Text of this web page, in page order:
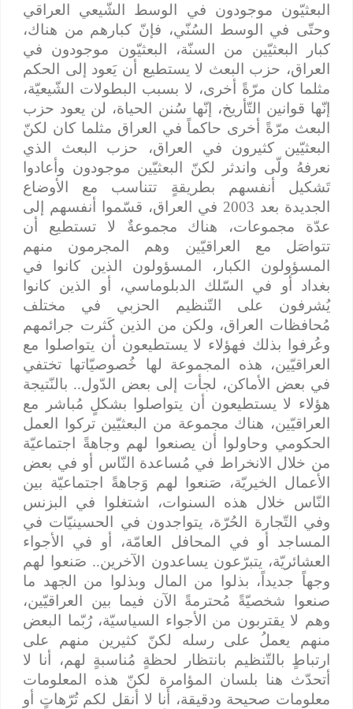
البعثيّون موجودون في الوسط الشّيعي العراقي
وحتّى في الوسط السُنّي، فإنّ كبارهم من هناك،
كبار البعثيّين من السنّة، البعثيّون موجودون في
العراق، حزب البعث لا يستطيع أن يَعود إلى الحكم
مثلما كان مرّةً أخرى، لا بسبب البطولات الشّيعيّة،
إنّها قوانين التّأريخ، إنّها سُنن الحياة، لن يعود حزب
البعث مرّةً أخرى حاكماً في العراق مثلما كان لكنّ
البعثيّين كثيرون في العراق، حزب البعث الذي
نعرفهُ ولّى واندثر لكنّ البعثيّين موجودون وأعادوا
تَشكيل أنفسهم بطريقةٍ تتناسب مع الأوضاع
الجديدة بعد 2003 في العراق، قسّموا أنفسهم إلى
عدّة مجموعات، هناك مجموعةٌ لا تستطيع أن
تتواصَل مع العراقيّين وهم المجرمون منهم
المسؤولون الكبار، المسؤولون الذين كانوا في
بغداد أو في السّلك الدبلوماسي، أو الذين كانوا
يُشرفون على التّنظيم الحزبي في مختلف
مُحافظات العراق، ولكن من الذين كَثرت جرائمهم
وعُرفوا بذلك فهؤلاء لا يستطيعون أن يتواصلوا مع
العراقيّين، هذه المجموعة لها خُصوصيّاتها تختفي
في بعض الأماكن، لجأت إلى بعض الدّول.. بالنّتيجة
هؤلاء لا يستطيعون أن يتواصلوا بشكلٍ مُباشر مع
العراقيّين، هناك مجموعة من البعثيّين تركوا العمل
الحكومي وحاولوا أن يصنعوا لهم وجاهةً اجتماعيّة
من خلال الانخراط في مُساعدة النّاس أو في بعض
الأعمال الخيريّة، صَنعوا لهم وَجاهةً اجتماعيّة بين
النّاس خلال هذه السنوات، اشتغلوا في البزنس
وفي التّجارة الحُرّة، يتواجدون في الحسينيّات في
المساجد أو في المحافل العامّة، أو في الأجواء
العشائريّة، يتبرّعون يساعدون الآخرين.. صَنعوا لهم
وجهاً جديداً، بذلوا من المال وبذلوا من الجهد ما
صنعوا شخصيّةً مُحترمةً الآن فيما بين العراقيّين،
وهم لا يقتربون من الأجواء السياسيّة، رُبّما البعض
منهم يعملُ على رسله لكنّ كثيرين منهم على
ارتباطٍ بالتّنظيم بانتظار لحظةٍ مُناسبةٍ لهم، أنا لا
أتحدّث هنا بلسان المؤامرة لكنّ هذه المعلومات
معلومات صحيحة ودقيقة، أنا لا أنقل لكم تُرّهاتٍ أو